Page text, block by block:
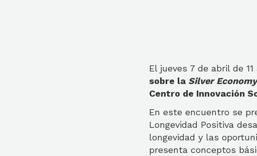
El jueves 7 de abril de
sobre la Silver Economy
Centro de Innovación
En este encuentro se
Longevidad Positiva
longevidad y las
presenta conceptos